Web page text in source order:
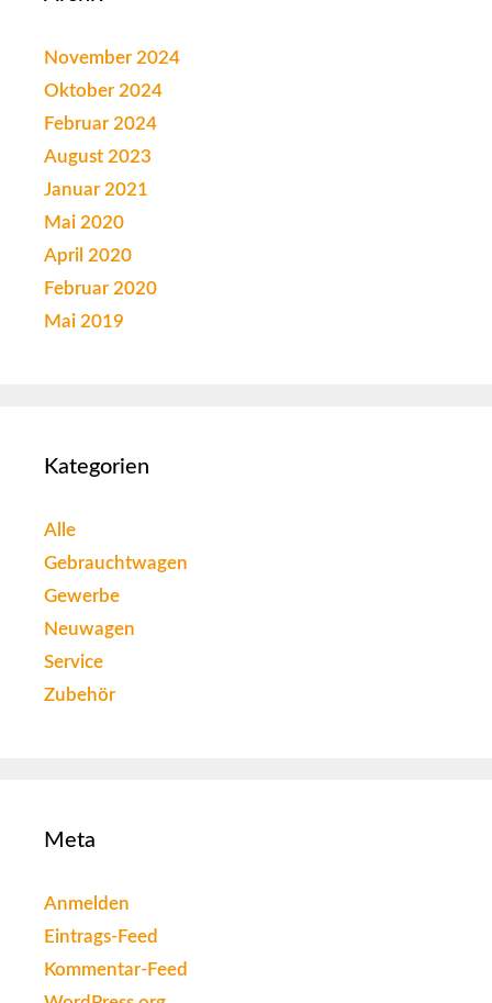
November 2024
Oktober 2024
Februar 2024
August 2023
Januar 2021
Mai 2020
April 2020
Februar 2020
Mai 2019
Kategorien
Alle
Gebrauchtwagen
Gewerbe
Neuwagen
Service
Zubehör
Meta
Anmelden
Eintrags-Feed
Kommentar-Feed